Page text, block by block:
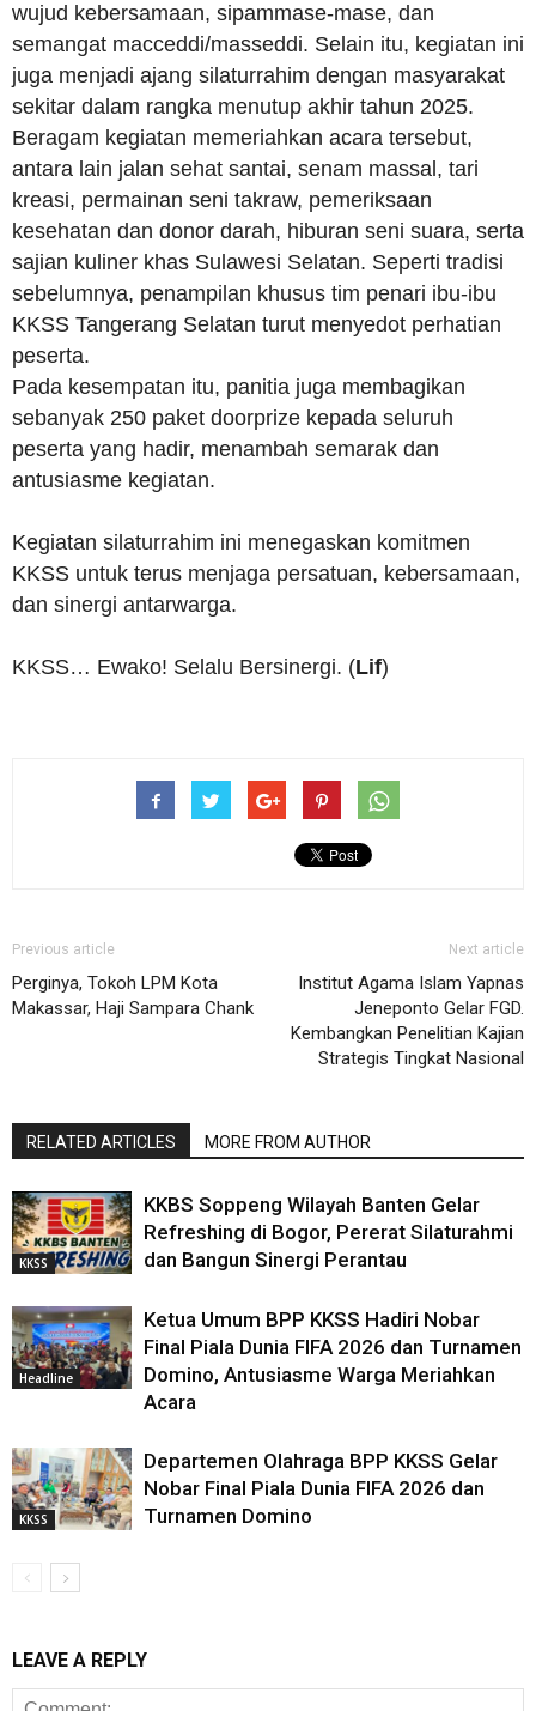
wujud kebersamaan, sipammase-mase, dan
semangat macceddi/masseddi. Selain itu, kegiatan ini
juga menjadi ajang silaturrahim dengan masyarakat
sekitar dalam rangka menutup akhir tahun 2025.
Beragam kegiatan memeriahkan acara tersebut,
antara lain jalan sehat santai, senam massal, tari
kreasi, permainan seni takraw, pemeriksaan
kesehatan dan donor darah, hiburan seni suara, serta
sajian kuliner khas Sulawesi Selatan. Seperti tradisi
sebelumnya, penampilan khusus tim penari ibu-ibu
KKSS Tangerang Selatan turut menyedot perhatian
peserta.
Pada kesempatan itu, panitia juga membagikan
sebanyak 250 paket doorprize kepada seluruh
peserta yang hadir, menambah semarak dan
antusiasme kegiatan.
Kegiatan silaturrahim ini menegaskan komitmen
KKSS untuk terus menjaga persatuan, kebersamaan,
dan sinergi antarwarga.
KKSS… Ewako! Selalu Bersinergi. (Lif)
Previous article
Perginya, Tokoh LPM Kota
Makassar, Haji Sampara Chank
Next article
Institut Agama Islam Yapnas
Jeneponto Gelar FGD.
Kembangkan Penelitian Kajian
Strategis Tingkat Nasional
RELATED ARTICLES MORE FROM AUTHOR
KKSS
KKBS Soppeng Wilayah Banten Gelar
Refreshing di Bogor, Pererat Silaturahmi
dan Bangun Sinergi Perantau
Headline
Ketua Umum BPP KKSS Hadiri Nobar
Final Piala Dunia FIFA 2026 dan Turnamen
Domino, Antusiasme Warga Meriahkan
Acara
KKSS
Departemen Olahraga BPP KKSS Gelar
Nobar Final Piala Dunia FIFA 2026 dan
Turnamen Domino
LEAVE A REPLY